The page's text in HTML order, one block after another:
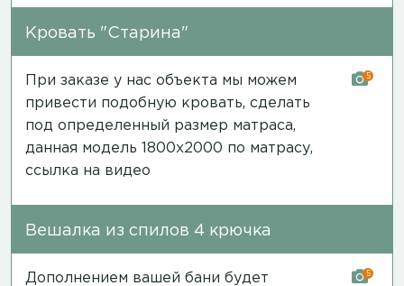
Кровать "Старина"
При заказе у нас объекта мы можем
привести подобную кровать, сделать
под определенный размер матраса,
данная модель 1800х2000 по матрасу,
ссылка на видео
5
Вешалка из спилов 4 крючка
Дополнением вашей бани будет
5